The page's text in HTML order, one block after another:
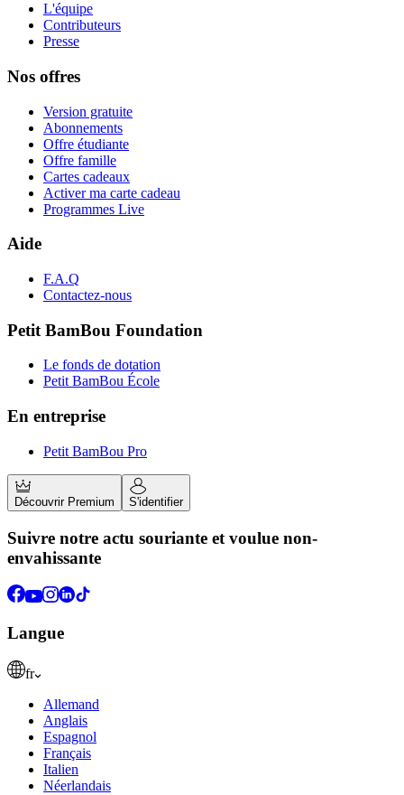
L'équipe
Contributeurs
Presse
Nos offres
Version gratuite
Abonnements
Offre étudiante
Offre famille
Cartes cadeaux
Activer ma carte cadeau
Programmes Live
Aide
F.A.Q
Contactez-nous
Petit BamBou Foundation
Le fonds de dotation
Petit BamBou École
En entreprise
Petit BamBou Pro
Découvrir Premium S'identifier
Suivre notre actu souriante et voulue non-
envahissante
Langue
fr
Allemand
Anglais
Espagnol
Français
Italien
Néerlandais